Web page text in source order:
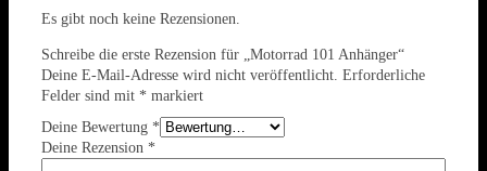
Es gibt noch keine Rezensionen.
Schreibe die erste Rezension für „Motorrad 101 Anhänger“
Deine E-Mail-Adresse wird nicht veröffentlicht. Erforderliche
Felder sind mit * markiert
Deine Bewertung *
Deine Rezension *